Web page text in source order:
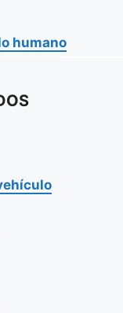
humano